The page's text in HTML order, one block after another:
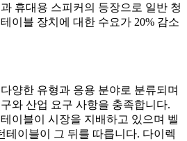
휴대용 스피커의 등장으로 일반 청
이블 장치에 대한 수요가 20% 감소
양한 유형과 응용 분야로 분류되며
와 산업 요구 사항을 충족합니다.
이블이 시장을 지배하고 있으며 벨
테이블이 그 뒤를 따릅니다. 다이렉